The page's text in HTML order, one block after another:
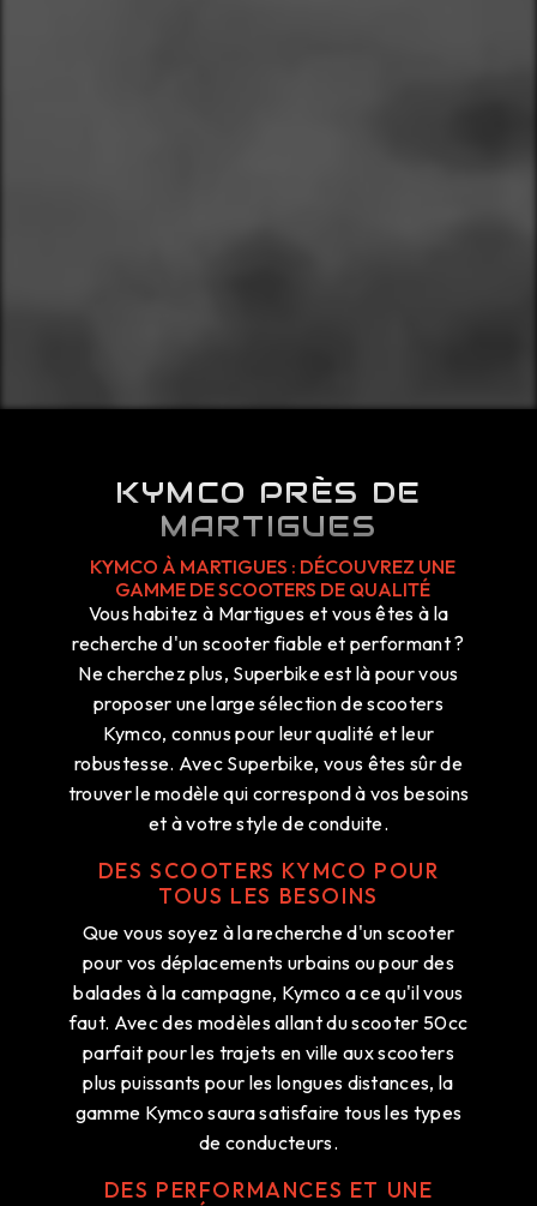
KYMCO PRÈS DE
MARTIGUES
KYMCO À MARTIGUES : DÉCOUVREZ UNE
GAMME DE SCOOTERS DE QUALITÉ
Vous habitez à Martigues et vous êtes à la
recherche d'un scooter fiable et performant ?
Ne cherchez plus, Superbike est là pour vous
proposer une large sélection de scooters
Kymco, connus pour leur qualité et leur
robustesse. Avec Superbike, vous êtes sûr de
trouver le modèle qui correspond à vos besoins
et à votre style de conduite.
DES SCOOTERS KYMCO POUR
TOUS LES BESOINS
Que vous soyez à la recherche d'un scooter
pour vos déplacements urbains ou pour des
balades à la campagne, Kymco a ce qu'il vous
faut. Avec des modèles allant du scooter 50cc
parfait pour les trajets en ville aux scooters
plus puissants pour les longues distances, la
gamme Kymco saura satisfaire tous les types
de conducteurs.
DES PERFORMANCES ET UNE